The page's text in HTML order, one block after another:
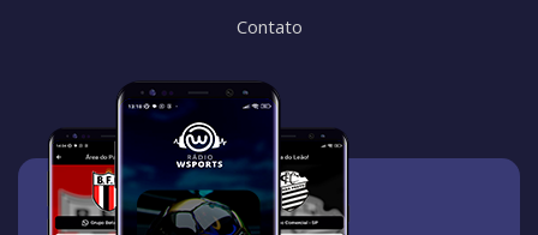
Contato